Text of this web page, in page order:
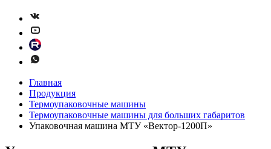
Главная
Продукция
Термоупаковочные машины
Термоупаковочные машины для больших габаритов
Упаковочная машина МТУ «Вектор-1200П»